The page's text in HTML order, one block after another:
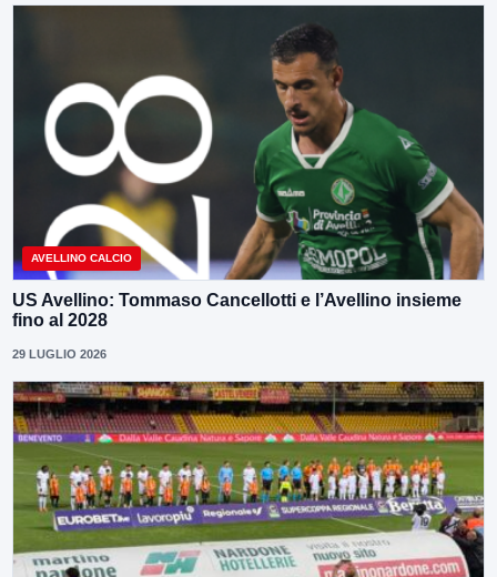
AVELLINO CALCIO
US Avellino: Tommaso Cancellotti e l’Avellino insieme
fino al 2028
29 LUGLIO 2026